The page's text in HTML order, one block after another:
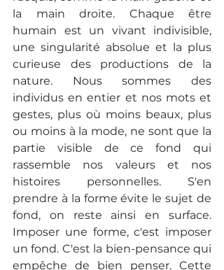
la main droite. Chaque être
humain est un vivant indivisible,
une singularité absolue et la plus
curieuse des productions de la
nature. Nous sommes des
individus en entier et nos mots et
gestes, plus où moins beaux, plus
ou moins à la mode, ne sont que la
partie visible de ce fond qui
rassemble nos valeurs et nos
histoires personnelles. S'en
prendre à la forme évite le sujet de
fond, on reste ainsi en surface.
Imposer une forme, c'est imposer
un fond. C'est la bien-pensance qui
empêche de bien penser. Cette